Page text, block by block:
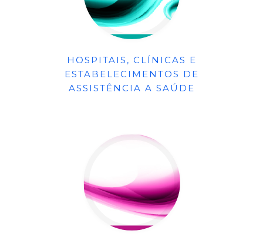
HOSPITAIS, CLÍNICAS E
ESTABELECIMENTOS DE
ASSISTÊNCIA A SAÚDE